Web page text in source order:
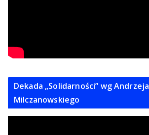
Dekada „Solidarności” wg Andrzeja
Milczanowskiego